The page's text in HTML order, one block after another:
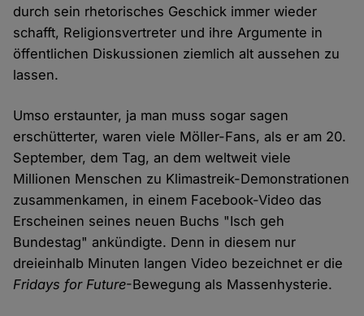
durch sein rhetorisches Geschick immer wieder
schafft, Religionsvertreter und ihre Argumente in
öffentlichen Diskussionen ziemlich alt aussehen zu
lassen.
Umso erstaunter, ja man muss sogar sagen
erschütterter, waren viele Möller-Fans, als er am 20.
September, dem Tag, an dem weltweit viele
Millionen Menschen zu Klimastreik-Demonstrationen
zusammenkamen, in einem Facebook-Video das
Erscheinen seines neuen Buchs "Isch geh
Bundestag" ankündigte. Denn in diesem nur
dreieinhalb Minuten langen Video bezeichnet er die
Fridays for Future-Bewegung als Massenhysterie.